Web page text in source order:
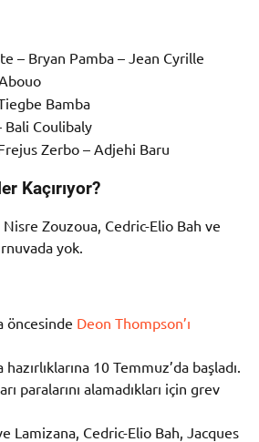
– Bryan Pamba – Jean Cyrille
Bamba
Bali Coulibaly
Zerbo – Adjehi Baru
Kaçırıyor?
Zouzoua, Cedric-Elio Bah ve
yok.
öncesinde Deon Thompson’ı
10 Temmuz’da başladı.
paralarını alamadıkları için grev
Lamizana, Cedric-Elio Bah, Jacques